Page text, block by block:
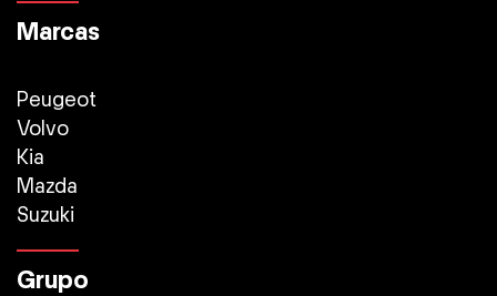
Marcas
Peugeot
Volvo
Kia
Mazda
Suzuki
Grupo